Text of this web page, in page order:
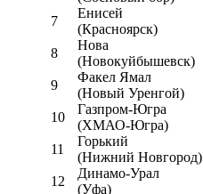
7
Енисей
(Красноярск)
8
Нова
(Новокуйбышевск)
9
Факел Ямал
(Новый Уренгой)
10
Газпром-Югра
(ХМАО-Югра)
11
Горький
(Нижний Новгород)
12
Динамо-Урал
(Уфа)